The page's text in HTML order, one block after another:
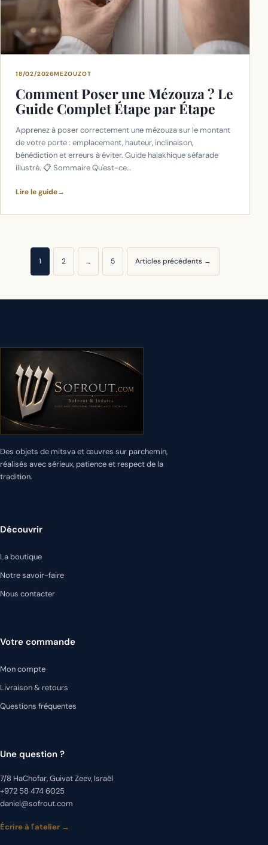
18/02/2026MEZOUZOT
Comment Poser une Mézouza ? Le
Guide Complet Étape par Étape
Apprenez à poser correctement une mézouza sur le montant
de votre porte : emplacement, hauteur, inclinaison,
bénédiction et erreurs à éviter. Guide halakhique séfarade
illustré. 📋 Sommaire Qu'est-ce…
Lire le guide→
Pagination
1 2 … 5 Articles précédents →
Des objets de mitsva et œuvres sur parchemin,
réalisés avec sérieux, patience et respect de la
tradition.
Découvrir
La boutique
Notre savoir-faire
Nous contacter
Votre commande
Mon compte
Livraison & retours
Questions fréquentes
Une question ?
7/8 HaChofar, Guivat Zeev, Israël
+972 58 474 6025
daniel@sofrout.com
Écrire à l'atelier →